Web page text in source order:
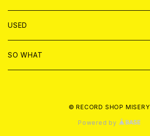
T-SHIRT & WEAR
DVD
BADGE
PATCH
USED
書籍
SO WHAT
© RECORD SHOP MISERY
Powered by